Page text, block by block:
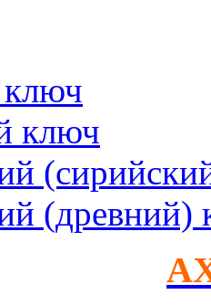
ключ
(древний)